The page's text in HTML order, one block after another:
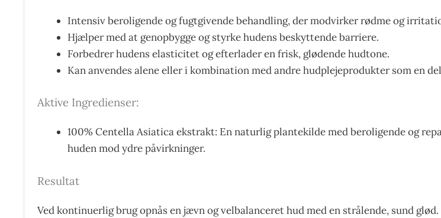
Intensiv beroligende og fugtgivende behandling, der modvirker rødme og
Hjælper med at genopbygge og styrke hudens beskyttende barriere.
Forbedrer hudens elasticitet og efterlader en frisk, glødende hudtone.
Kan anvendes alene eller i kombination med andre hudplejeprodukter som en
Aktive Ingredienser:
100% Centella Asiatica ekstrakt: En naturlig plantekilde med beroligende og
huden mod ydre påvirkninger.
Resultat
Ved kontinuerlig brug opnås en jævn og velbalanceret hud med en strålende, sund glød.